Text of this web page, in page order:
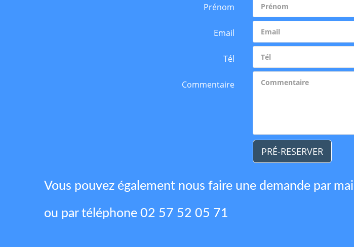
Prénom
Email
Tél
Commentaire
PRÉ-RESERVER
Vous pouvez également nous faire une demande par mail
ou par téléphone 02 57 52 05 71